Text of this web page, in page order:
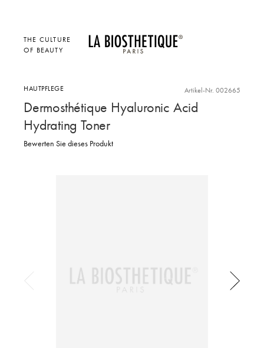
THE CULTURE
OF BEAUTY
HAUTPFLEGE Artikel-Nr. 002665
Dermosthétique Hyaluronic Acid
Hydrating Toner
Bewerten Sie dieses Produkt